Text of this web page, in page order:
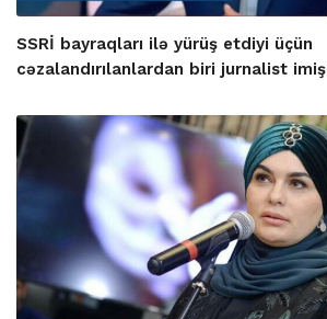
SSRİ bayraqları ilə yürüş etdiyi üçün
cəzalandırılanlardan biri jurnalist imiş